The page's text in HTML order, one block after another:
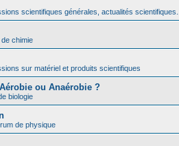
scientifiques générales, actualités scientifiques...
de chimie
sur matériel et produits scientifiques
ou Anaérobie ?
biologie
de physique